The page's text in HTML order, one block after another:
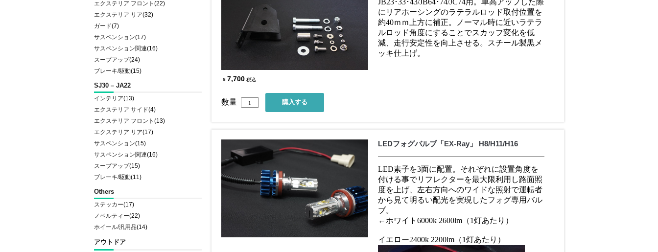
エクステリア フロント (22)
エクステリア リア(32)
ガード(7)
サスペンション(17)
サスペンション関連(16)
スープアップ(24)
ブレーキ/駆動(15)
SJ30 – JA22
インテリア(13)
エクステリア サイド(4)
エクステリア フロント (13)
エクステリア リア(17)
サスペンション(15)
サスペンション関連(16)
スープアップ(15)
ブレーキ/駆動(11)
Others
ステッカー(17)
ノベルティー(22)
ホイール/汎用品(14)
アウトドア
JB23･33･43/JB64･74/JC74用。車高アップした際
にリアホーシングのラテラルロッド取付位置を
約40ｍｍ上方に補正。ノーマル時に近いラテラ
ルロッド角度にすることでスカッフ変化を低
減、走行安定性を向上させる。スチール製黒メ
ッキ仕上げ。
¥ 7,700 税込
数量
LEDフォグバルブ「EX-Ray」 H8/H11/H16
LED素子を3面に配置。それぞれに設置角度を
付ける事でリフレクターを最大限利用し路面照
度を上げ、左右方向へのワイドな照射で運転者
から見て明るい配光を実現したフォグ専用バル
ブ。
←ホワイト6000k 2600lm（1灯あたり）
イエロー2400k 2200lm（1灯あたり）